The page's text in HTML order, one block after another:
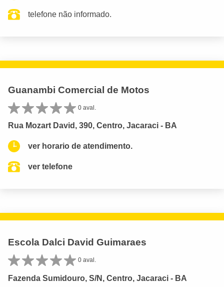
telefone não informado.
Guanambi Comercial de Motos
0 aval.
Rua Mozart David, 390, Centro, Jacaraci - BA
ver horario de atendimento.
ver telefone
Escola Dalci David Guimaraes
0 aval.
Fazenda Sumidouro, S/N, Centro, Jacaraci - BA